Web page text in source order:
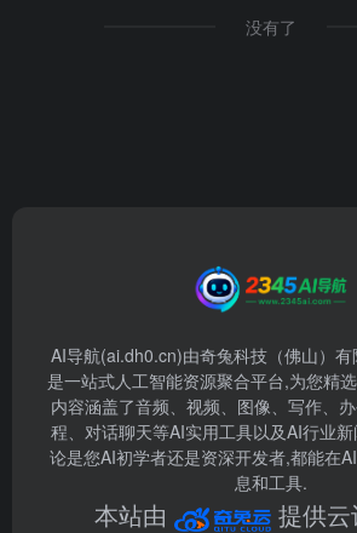
没有了
AI导航(ai.dh0.cn)由奇兔科技（佛山）
是一站式人工智能资源聚合平台,为您精
内容涵盖了音频、视频、图像、写作、
程、对话聊天等AI实用工具以及AI行业
论是您AI初学者还是资深开发者,都能在
息和工具.
本站由 提供